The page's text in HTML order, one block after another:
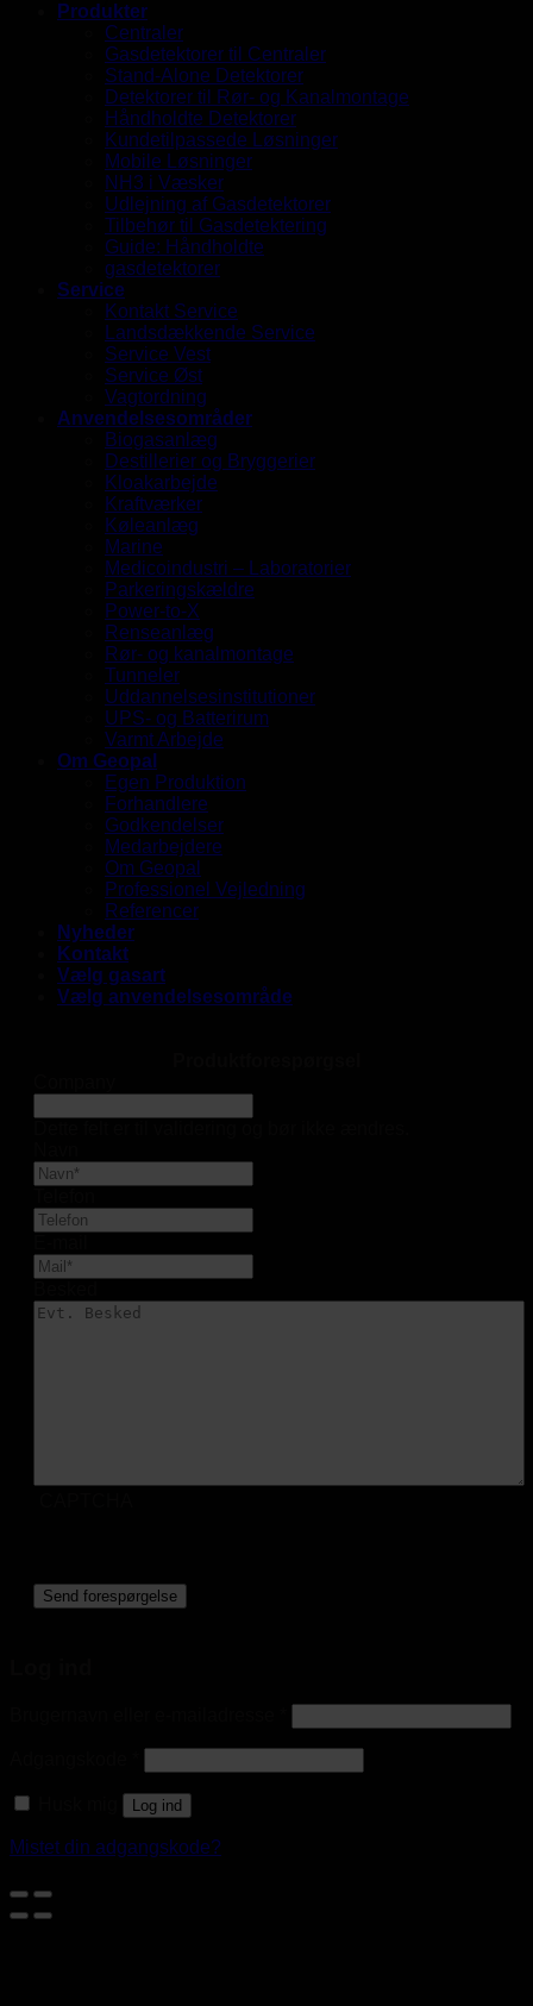
Produkter
Centraler
Gasdetektorer til Centraler
Stand-Alone Detektorer
Detektorer til Rør- og Kanalmontage
Håndholdte Detektorer
Kundetilpassede Løsninger
Mobile Løsninger
NH3 i Væsker
Udlejning af Gasdetektorer
Tilbehør til Gasdetektering
Guide: Håndholdte
gasdetektorer
Service
Kontakt Service
Landsdækkende Service
Service Vest
Service Øst
Vagtordning
Anvendelsesområder
Biogasanlæg
Destillerier og Bryggerier
Kloakarbejde
Kraftværker
Køleanlæg
Marine
Medicoindustri – Laboratorier
Parkeringskældre
Power-to-X
Renseanlæg
Rør- og kanalmontage
Tunneler
Uddannelsesinstitutioner
UPS- og Batterirum
Varmt Arbejde
Om Geopal
Egen Produktion
Forhandlere
Godkendelser
Medarbejdere
Om Geopal
Professionel Vejledning
Referencer
Nyheder
Kontakt
Vælg gasart
Vælg anvendelsesområde
Log ind
Mistet din adgangskode?